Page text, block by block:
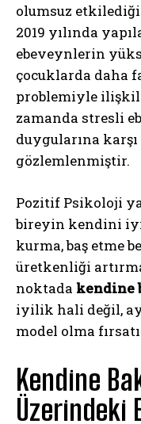
olumsuz
2019 yılında
ebeveynlerin
çocuklarda daha
problemiyle
zamanda stresli
duygularına
gözlemlenmiştir.
Pozitif Psikoloji
bireyin kendini
kurma, baş etme
üretkenliği
noktada kendine
iyilik hali değil,
model olma
Kendine
Üzerindeki